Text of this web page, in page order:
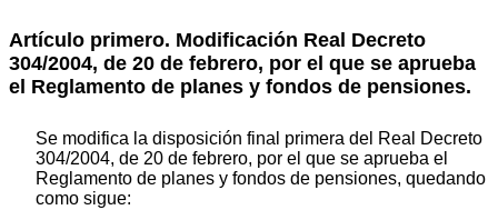
Artículo primero. Modificación Real Decreto
304/2004, de 20 de febrero, por el que se aprueba
el Reglamento de planes y fondos de pensiones.
Se modifica la disposición final primera del Real Decreto
304/2004, de 20 de febrero, por el que se aprueba el
Reglamento de planes y fondos de pensiones, quedando
como sigue: